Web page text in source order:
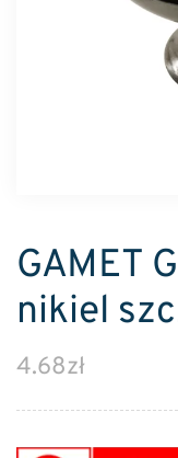
GAMET
nikiel
4.68zł